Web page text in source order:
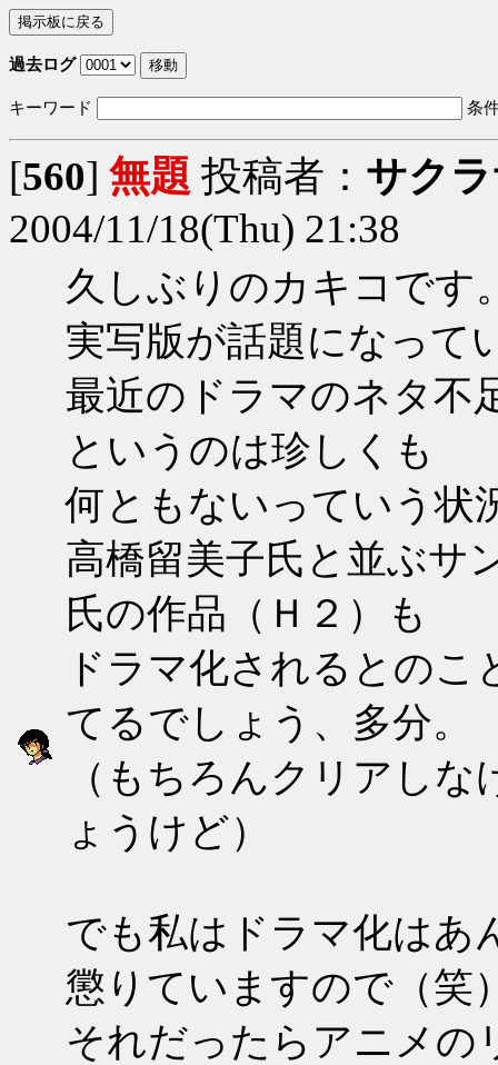
過去ログ
キーワード 条
[560] 無題 投稿者： サク
2004/11/18(Thu) 21:38
久しぶりのカキコです
実写版が話題になって
最近のドラマのネタ不
というのは珍しくも
何ともないっていう状
高橋留美子氏と並ぶサ
氏の作品（Ｈ２）も
ドラマ化されるとの
てるでしょう、多分。
（もちろんクリアし
ょうけど）
でも私はドラマ化はあ
懲りていますので（笑
それだったらアニメの